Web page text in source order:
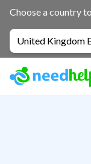
Choose a country
United Kingdom